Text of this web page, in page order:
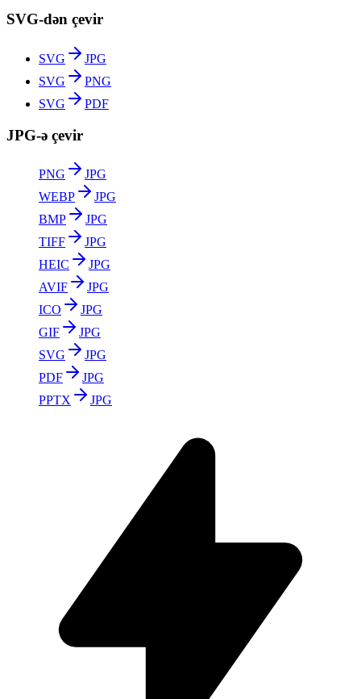
SVG-dən çevir
SVG
JPG
SVG
PNG
SVG
PDF
JPG-ə çevir
PNG
JPG
WEBP
JPG
BMP
JPG
TIFF
JPG
HEIC
JPG
AVIF
JPG
ICO
JPG
GIF
JPG
SVG
JPG
PDF
JPG
PPTX
JPG